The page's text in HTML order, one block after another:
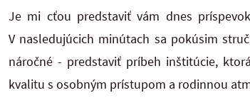
Je mi cťou predstaviť vám dnes
V nasledujúcich minútach sa pokúsim
náročné - predstaviť príbeh inštitúcie,
kvalitu s osobným prístupom a rodinnou